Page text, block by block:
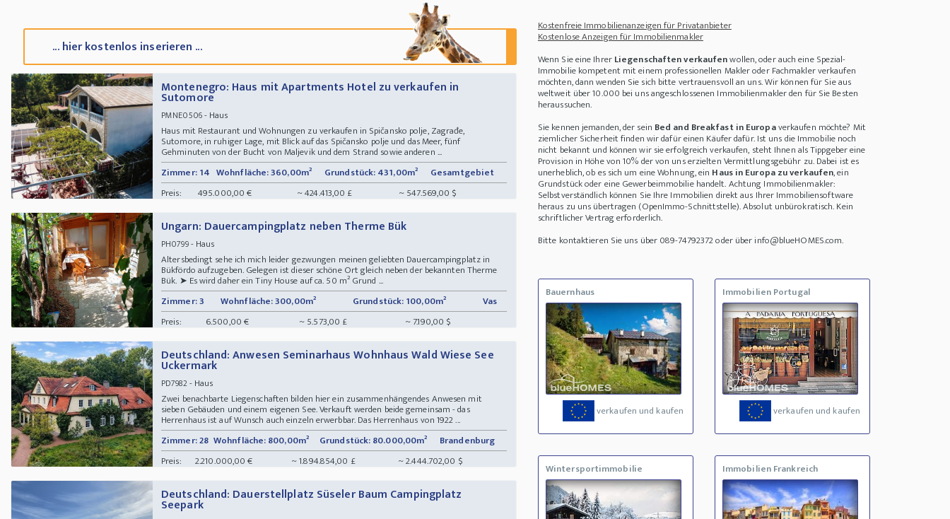
... hier kostenlos inserieren ...
Montenegro: Haus mit Apartments Hotel zu verkaufen in
Sutomore
PMNE0506- Haus
Haus mit Restaurant und Wohnungen zu verkaufen in Spičansko polje, Zagrađe,
Sutomore, in ruhiger Lage, mit Blick auf das Spičansko polje und das Meer, fünf
Gehminuten von der Bucht von Maljevik und dem Strand sowie anderen ...
Zimmer: 14 Wohnfläche: 360,00m² Grundstück: 431,00m²
Gesamtgebiet
Preis:
495.000,00 € ~ 424.413,00 £ ~ 547.569,00 $
Ungarn: Dauercampingplatz neben Therme Bük
PH0799- Haus
Altersbedingt sehe ich mich leider gezwungen meinen geliebten Dauercampingplatz in
Bükfördo aufzugeben. Gelegen ist dieser schöne Ort gleich neben der bekannten Therme
Bük. ➤ Es wird daher ein Tiny House auf ca. 50 m² Grund ...
Zimmer: 3
Wohnfläche: 300,00m² Grundstück: 100,00m²
Vas
Preis:
6.500,00 € ~ 5.573,00 £ ~ 7.190,00 $
Deutschland: Anwesen Seminarhaus Wohnhaus Wald Wiese See
Uckermark
PD7982- Haus
Zwei benachbarte Liegenschaften bilden hier ein zusammenhängendes Anwesen mit
sieben Gebäuden und einem eigenen See. Verkauft werden beide gemeinsam - das
Herrenhaus ist auf Wunsch auch einzeln erwerbbar. Das Herrenhaus von 1922 ...
Zimmer: 28 Wohnfläche: 800,00m² Grundstück: 80.000,00m²
Brandenburg
Preis:
2.210.000,00 € ~ 1.894.854,00 £ ~ 2.444.702,00 $
Deutschland: Dauerstellplatz Süseler Baum Campingplatz
Seepark
Kostenfreie Immobilienanzeigen für Privatanbieter
Kostenlose Anzeigen für Immobilienmakler
Wenn Sie eine IhrerLiegenschaften verkaufenwollen, oder auch eine Spezial-
Immobilie kompetent mit einem professionellen Makler oder Fachmakler verkaufen
möchten, dann wenden Sie sich bitte vertrauensvoll an uns. Wir können für Sie aus
weltweit über 10.000 bei uns angeschlossenen Immobilienmakler den für Sie Besten
heraussuchen.
Sie kennen jemanden, der sein Bed and Breakfast in Europaverkaufen möchte? Mit
ziemlicher Sicherheit finden wir dafür einen Käufer dafür. Ist uns die Immobilie noch
nicht bekannt und können wir sie erfolgreich verkaufen, steht Ihnen als Tippgeber eine
Provision in Höhe von 10% der von uns erzielten Vermittlungsgebühr zu. Dabei ist es
unerheblich, ob es sich um eine Wohnung, ein Haus in Europa zu verkaufen, ein
Grundstück oder eine Gewerbeimmobilie handelt. Achtung Immobilienmakler:
Selbstverständlich können Sie Ihre Immobilien direkt aus Ihrer Immobiliensoftware
heraus zu uns übertragen (OpenImmo-Schnittstelle). Absolut unbürokratisch. Kein
schriftlicher Vertrag erforderlich.
Bitte kontaktieren Sie uns über 089-74792372 oder über info@blueHOMES.com.
Bauernhaus
verkaufen und kaufen
Immobilien Portugal
verkaufen und kaufen
Wintersportimmobilie Immobilien Frankreich